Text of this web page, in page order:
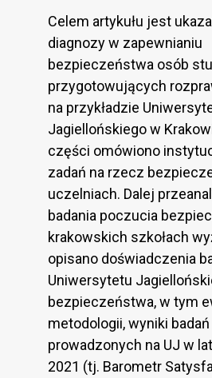
Celem artykułu jest
diagnozy w zapewnianiu
bezpieczeństwa osób
przygotowujących
na przykładzie
Jagiellońskiego w
części omówiono
zadań na rzecz
uczelniach. Dalej
badania poczucia
krakowskich szkołach
opisano doświadczenia
Uniwersytetu
bezpieczeństwa, w tym
metodologii, wyniki
prowadzonych na UJ w
2021 (tj. Barometr